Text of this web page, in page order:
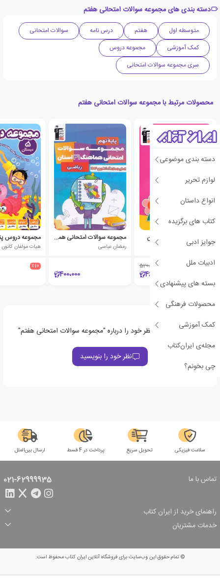
دسته بندی موضوعی
لوازم تحریر
انواع داستان
کتاب های برگزیده
جوایز ادبی
ادبیات ملل
بسته های پیشنهادی
محصولات فرهنگی
کمک آموزشی
مجله‌ی ایران‌کتاب
چی بخونم؟
دسته بندی های مجموعه سوالات امتحانی هفتم
متوسطه اول هفتم درس نامه
سوالات امتحانی
کمک آموزشی
مجموعه دروس
سری مجموعه سوالات امتحانی
محصولات مرتبط با مجموعه سوالات امتحانی هفتم
مجموعه دروس اول دبستان
نرگس قهرمانی بجندی
٪10 520،000
468،000
مجموعه سوالات امتحانی هماهنگ 31 استان ریاضی نهم
رمضان عباسی
400،000
مجموعه دروس
٪10
اولین نفری باشید که نظر خود را درباره "مجموعه سوالات امتحانی هفتم"
ثبت می‌کند
نظر خود را بنویسید
سلامت فیزیکی تحویل سریع پرداخت در 4 قسط ارسال بین‌الملل
تماس با ما 021-62999935
راهنمای خرید از ایران کتاب
ثبت سفارش
شرایط ارسال سفارش
شیوه پرداخت
تخفیف‌های خرید
خدمات مشتریان
© تمام حقوق این وب‌سایت برای فروشگاه آنلاین ایران کتاب محفوظ است.